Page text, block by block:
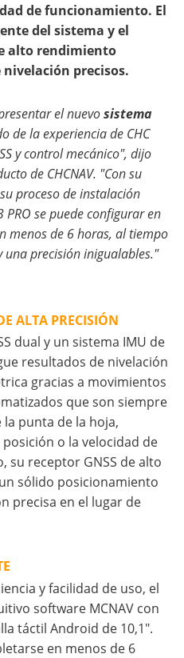
de funcionamiento. El
del sistema y el
alto rendimiento
precisos.
el nuevosistema
de la experiencia de CHC
y control mecánico", dijo
de CHCNAV. "Con su
proceso de instalación
se puede configurar en
menos de 6 horas, al tiempo
precisión inigualables."
ALTA PRECISIÓN
dual y un sistema IMU de
resultados de nivelación
gracias a movimientos
que son siempre
punta de la hoja,
o la velocidad de
su receptor GNSS de alto
sólido posicionamiento
precisa en el lugar de
y facilidad de uso, el
software MCNAV con
táctil Android de 10,1".
en menos de 6